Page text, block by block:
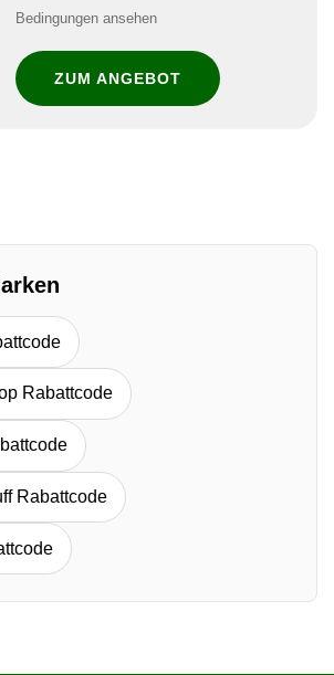
Bedingungen ansehen
ZUM ANGEBOT
Rabattcode
Rabattcode